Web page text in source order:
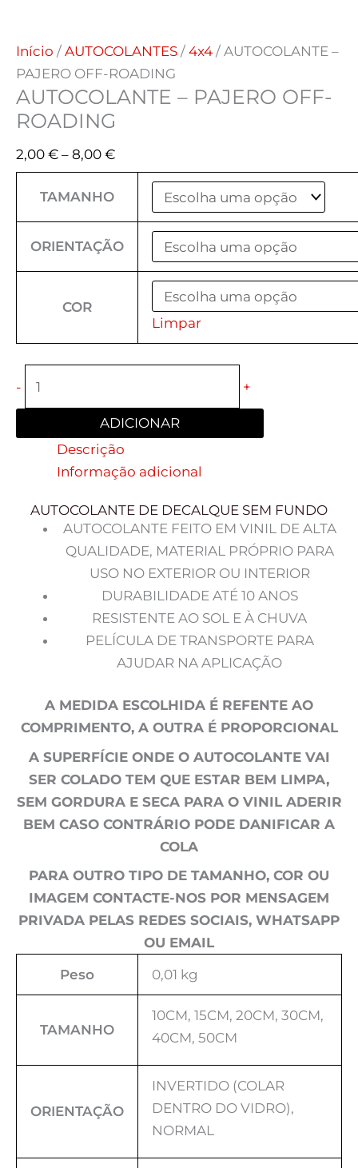
Início / AUTOCOLANTES / 4x4 / AUTOCOLANTE –
PAJERO OFF-ROADING
AUTOCOLANTE – PAJERO OFF-
ROADING
2,00 € – 8,00 €
TAMANHO
ORIENTAÇÃO
COR
Limpar
- +
ADICIONAR
Descrição
Informação adicional
AUTOCOLANTE DE DECALQUE SEM FUNDO
AUTOCOLANTE FEITO EM VINIL DE ALTA
QUALIDADE, MATERIAL PRÓPRIO PARA
USO NO EXTERIOR OU INTERIOR
DURABILIDADE ATÉ 10 ANOS
RESISTENTE AO SOL E À CHUVA
PELÍCULA DE TRANSPORTE PARA
AJUDAR NA APLICAÇÃO
A MEDIDA ESCOLHIDA É REFENTE AO
COMPRIMENTO, A OUTRA É PROPORCIONAL
A SUPERFÍCIE ONDE O AUTOCOLANTE VAI
SER COLADO TEM QUE ESTAR BEM LIMPA,
SEM GORDURA E SECA PARA O VINIL ADERIR
BEM CASO CONTRÁRIO PODE DANIFICAR A
COLA
PARA OUTRO TIPO DE TAMANHO, COR OU
IMAGEM CONTACTE-NOS POR MENSAGEM
PRIVADA PELAS REDES SOCIAIS, WHATSAPP
OU EMAIL
Peso
0,01 kg
TAMANHO
10CM, 15CM, 20CM, 30CM,
40CM, 50CM
ORIENTAÇÃO
INVERTIDO (COLAR
DENTRO DO VIDRO),
NORMAL